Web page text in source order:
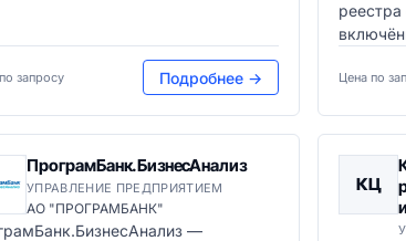
запросу Подробнее →
реестра
Цена по
ПрограмБанк.БизнесАнализ
УПРАВЛЕНИЕ ПРЕДПРИЯТИЕМ
АО "ПРОГРАМБАНК"
—
КЦ